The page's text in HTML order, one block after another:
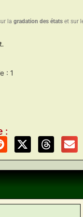
la gradation des états et sur
: 1
: